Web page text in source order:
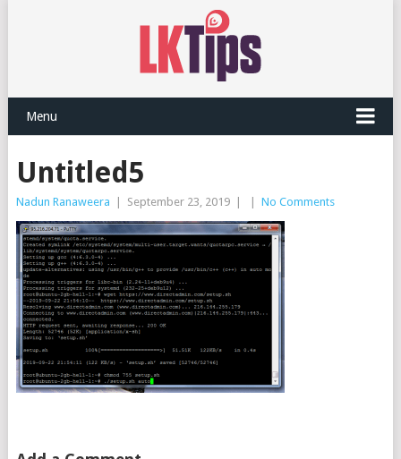
Menu
Untitled5
Nadun Ranaweera September 23, 2019 No Comments